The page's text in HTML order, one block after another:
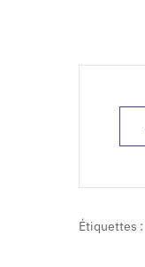
Étiquettes :